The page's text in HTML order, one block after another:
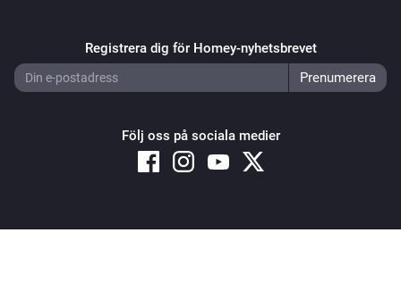
Registrera dig för Homey-nyhetsbrevet
Följ oss på sociala medier